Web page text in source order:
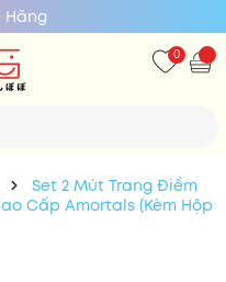
Hãng
0
Set 2 Mút Trang Điểm
Cấp Amortals (Kèm Hộp